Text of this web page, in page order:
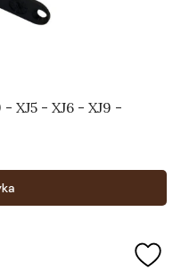
- XJ5 - XJ6 - XJ9 -